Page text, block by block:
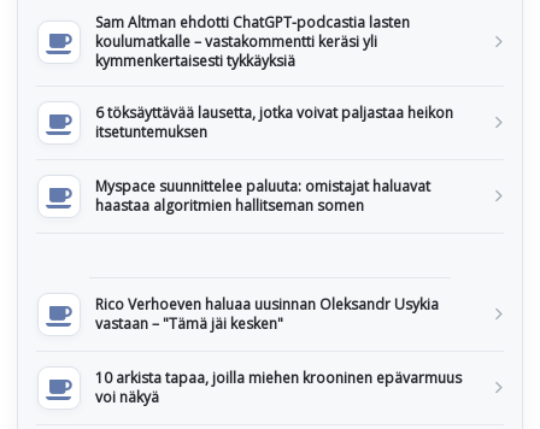
Sam Altman ehdotti ChatGPT-podcastia lasten
koulumatkalle – vastakommentti keräsi yli
kymmenkertaisesti tykkäyksiä
6 töksäyttävää lausetta, jotka voivat paljastaa heikon
itsetuntemuksen
Myspace suunnittelee paluuta: omistajat haluavat
haastaa algoritmien hallitseman somen
Rico Verhoeven haluaa uusinnan Oleksandr Usykia
vastaan – "Tämä jäi kesken"
10 arkista tapaa, joilla miehen krooninen epävarmuus
voi näkyä